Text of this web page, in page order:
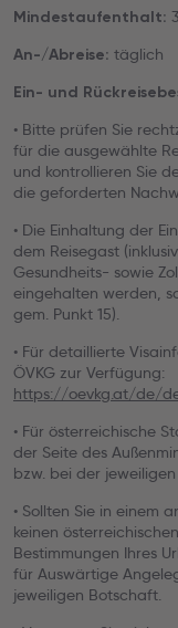
Mindestaufenthalt:
An-/Abreise: täglich
Ein- und
• Bitte prüfen Sie
für die ausgewählte
und kontrollieren Sie
die geforderten
• Die Einhaltung der
dem Reisegast
Gesundheits- sowie
eingehalten werden,
gem. Punkt 15).
• Für detaillierte
ÖVKG zur Verfügung:
https://oevkg.at/de/
• Für österreichische
der Seite des
bzw. bei der
• Sollten Sie in einem
keinen
Bestimmungen Ihres
für Auswärtige
jeweiligen Botschaft.